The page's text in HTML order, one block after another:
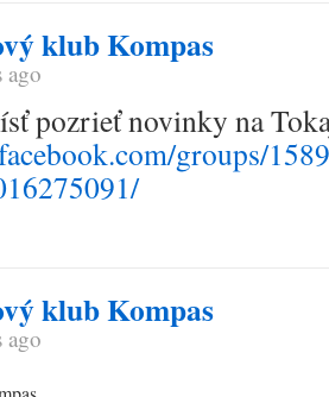
klub Kompas
ago
pozrieť novinky na
groups/
klub Kompas
ago